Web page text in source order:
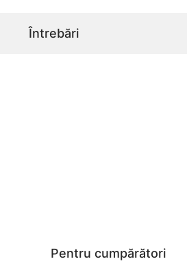
Întrebări
Pentru cumpărători